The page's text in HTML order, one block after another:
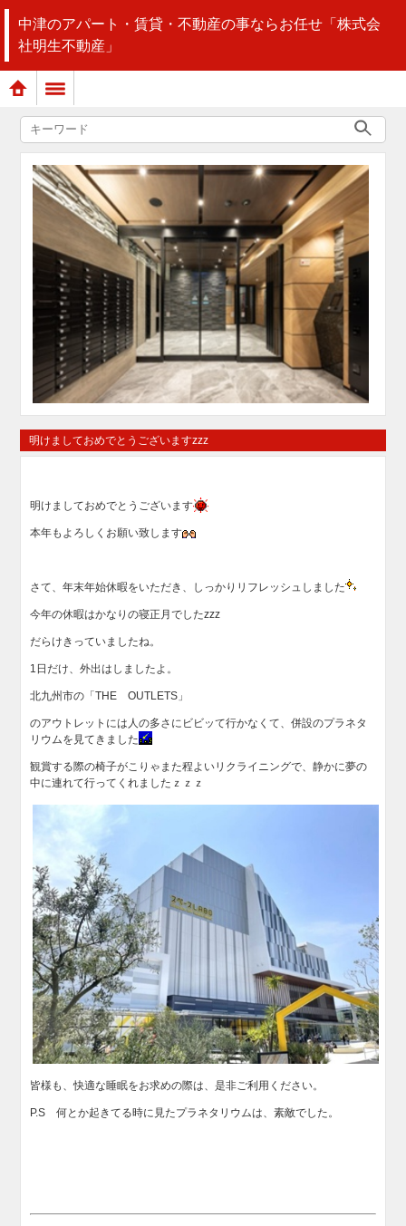
中津のアパート・賃貸・不動産の事ならお任せ「株式会
社明生不動産」
明けましておめでとうございますzzz
明けましておめでとうございます
本年もよろしくお願い致します
さて、年末年始休暇をいただき、しっかりリフレッシュしました
今年の休暇はかなりの寝正月でしたzzz
だらけきっていましたね。
1日だけ、外出はしましたよ。
北九州市の「THE OUTLETS」
のアウトレットには人の多さにビビッて行かなくて、併設のプラネタ
リウムを見てきました
観賞する際の椅子がこりゃまた程よいリクライニングで、静かに夢の
中に連れて行ってくれましたｚｚｚ
皆様も、快適な睡眠をお求めの際は、是非ご利用ください。
P.S 何とか起きてる時に見たプラネタリウムは、素敵でした。